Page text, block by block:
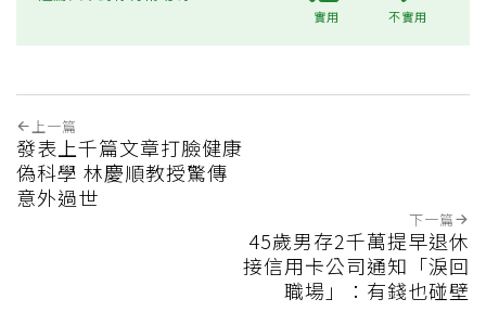
實用 不實用
上一篇
發表上千篇文章打臉健康
偽科學 林慶順教授驚傳
意外過世
下一篇
45歲男存2千萬提早退休
接信用卡公司通知「淚回
職場」：有錢也碰壁